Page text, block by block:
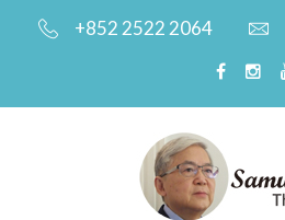
+852 2522 2064